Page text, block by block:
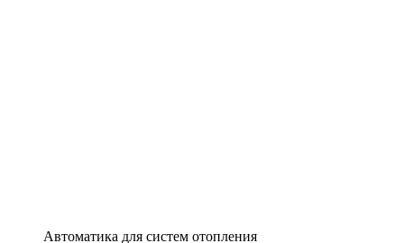
Автоматика для систем отопления